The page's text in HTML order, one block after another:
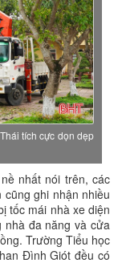
tích cực dọn dẹp
nhất nói trên, các
ghi nhận nhiều
tốc mái nhà xe diện
nhà đa năng và cửa
Trường Tiểu học
Đình Giót đều có